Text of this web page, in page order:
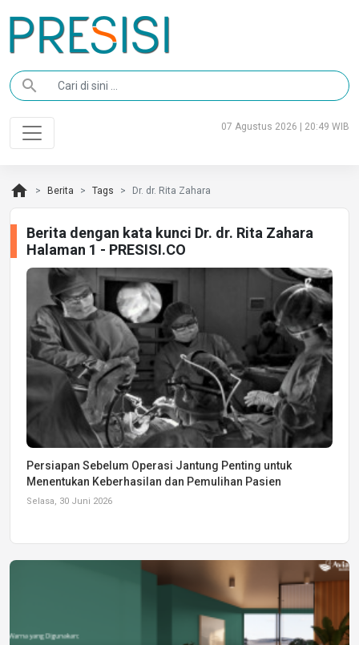
search
07 Agustus 2026 | 20:49 WIB
home Berita Tags Dr. dr. Rita Zahara
Berita dengan kata kunci Dr. dr. Rita Zahara
Halaman 1 - PRESISI.CO
Persiapan Sebelum Operasi Jantung Penting untuk
Menentukan Keberhasilan dan Pemulihan Pasien
Selasa, 30 Juni 2026